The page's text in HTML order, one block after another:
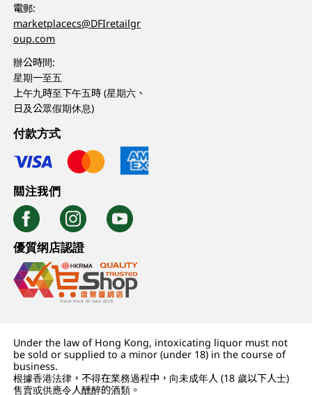
電郵:
marketplacecs@DFIretailgr
oup.com
辦公時間:
星期一至五
上午九時至下午五時 (星期六、
日及公眾假期休息)
付款方式
關注我們
優質纲店認證
Under the law of Hong Kong, intoxicating liquor must not
be sold or supplied to a minor (under 18) in the course of
business.
根據香港法律，不得在業務過程中，向未成年人 (18 歲以下人士)
售賣或供應令人醺醉的酒類。